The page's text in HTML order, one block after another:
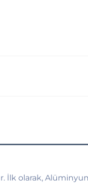
İlk olarak,